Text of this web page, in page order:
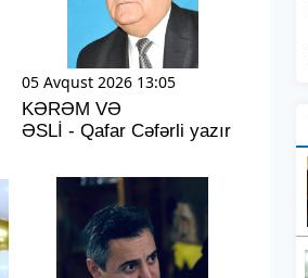
05 Avqust 2026 13:05
KƏRƏM VƏ
ƏSLİ - Qafar Cəfərli yazır